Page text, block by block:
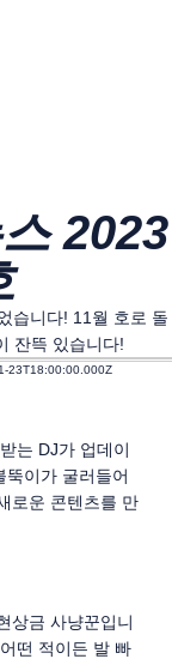
2023
습니다! 11월 호로 돌
잔뜩 있습니다!
23T18:00:00.000Z
는 DJ가 업데이
뚝이가 굴러들어
로운 콘텐츠를 만
상금 사냥꾼입니
떤 적이든 발 빠